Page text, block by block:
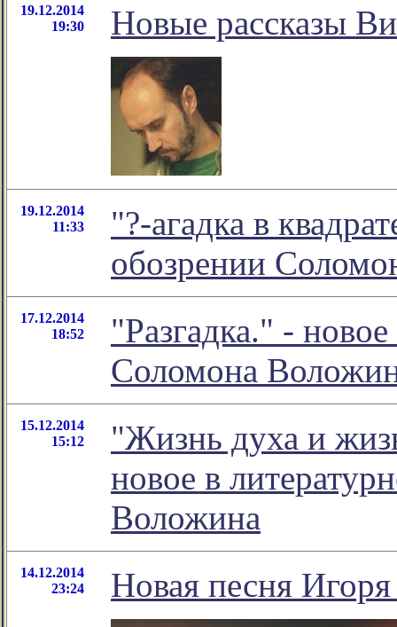
19.12.2014
19:30
Новые рассказы
19.12.2014
11:33
"?-агадка в
обозрении
17.12.2014
18:52
"Разгадка." -
Соломона
15.12.2014
15:12
"Жизнь духа и
новое в
Воложина
14.12.2014
23:24
Новая песня Игоря